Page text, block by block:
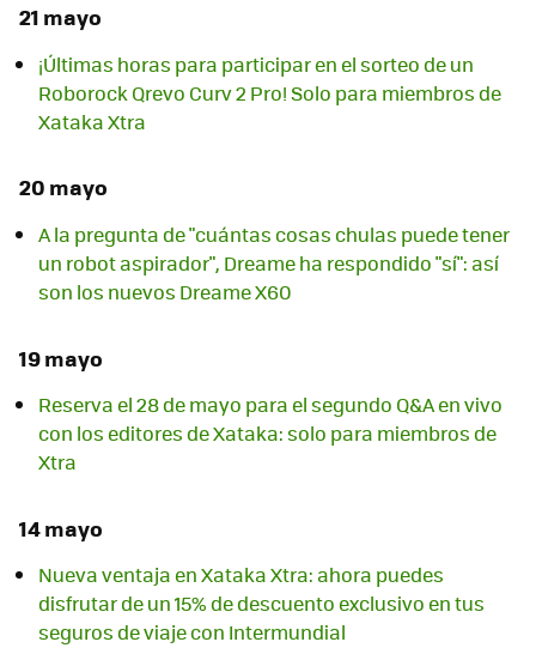
21 mayo
¡Últimas horas para participar en el sorteo de un
Roborock Qrevo Curv 2 Pro! Solo para miembros de
Xataka Xtra
20 mayo
A la pregunta de "cuántas cosas chulas puede tener
un robot aspirador", Dreame ha respondido "sí": así
son los nuevos Dreame X60
19 mayo
Reserva el 28 de mayo para el segundo Q&A en vivo
con los editores de Xataka: solo para miembros de
Xtra
14 mayo
Nueva ventaja en Xataka Xtra: ahora puedes
disfrutar de un 15% de descuento exclusivo en tus
seguros de viaje con Intermundial